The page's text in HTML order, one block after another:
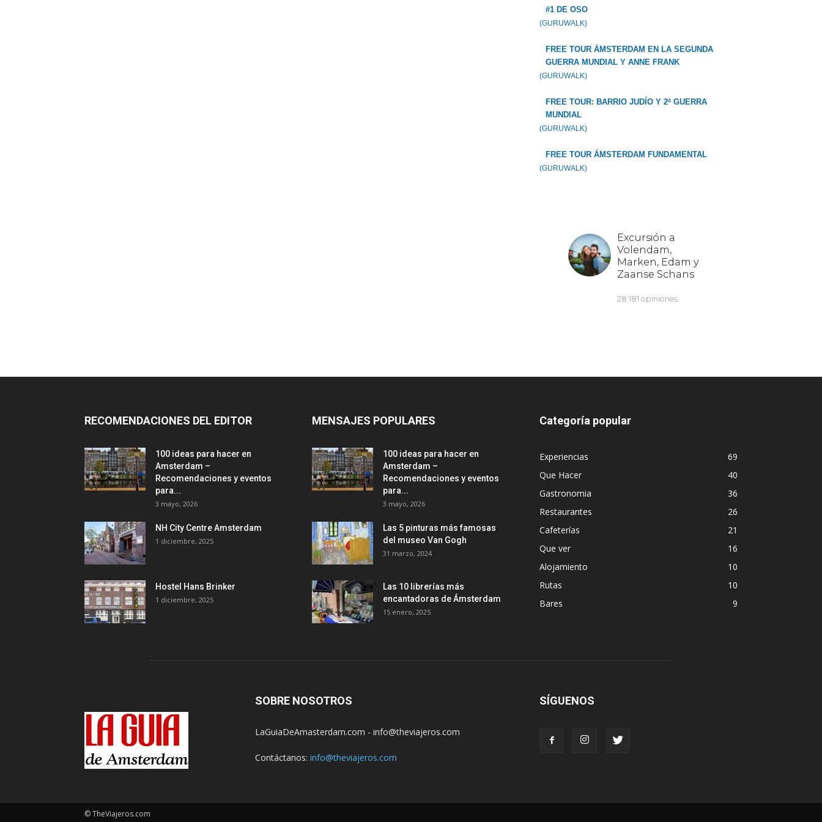
#1 DE OSO
(GURUWALK)
FREE TOUR ÁMSTERDAM EN LA SEGUNDA
GUERRA MUNDIAL Y ANNE FRANK
(GURUWALK)
FREE TOUR: BARRIO JUDÍO Y 2ª GUERRA
MUNDIAL
(GURUWALK)
FREE TOUR ÁMSTERDAM FUNDAMENTAL
(GURUWALK)
RECOMENDACIONES DEL EDITOR
100 ideas para hacer en
Amsterdam –
Recomendaciones y eventos
para...
3 mayo, 2026
NH City Centre Amsterdam
1 diciembre, 2025
Hostel Hans Brinker
1 diciembre, 2025
MENSAJES POPULARES
100 ideas para hacer en
Amsterdam –
Recomendaciones y eventos
para...
3 mayo, 2026
Las 5 pinturas más famosas
del museo Van Gogh
31 marzo, 2024
Las 10 librerías más
encantadoras de Ámsterdam
15 enero, 2025
Categoría popular
Experiencias
69
Que Hacer
40
Gastronomia
36
Restaurantes
26
Cafeterías
21
Que ver
16
Alojamiento
10
Rutas
10
Bares
9
SOBRE NOSOTROS
LaGuiaDeAmasterdam.com - info@theviajeros.com
Contáctanos: info@theviajeros.com
SÍGUENOS
© TheViajeros.com